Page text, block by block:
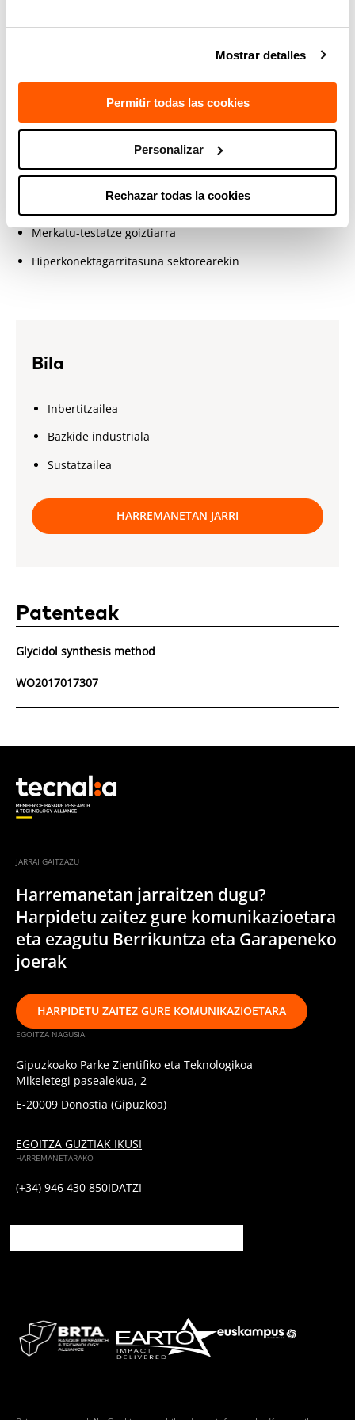
Mostrar detalles
Permitir todas las cookies
Personalizar
Rechazar todas la cookies
Kostu apalean, polioleen merkatuan sar liteke
Egindako ekarpena
TRL 4
WO2017017307 patente-familiak babesturiko teknologia
Teknikari-talde aditua, prozesu kimikoak diseinatzen eta
eskalatzen esperientzia handikoa
Merkatu-testatze goiztiarra
Hiperkonektagarritasuna sektorearekin
Bila
Inbertitzailea
Bazkide industriala
Sustatzailea
HARREMANETAN JARRI
Patenteak
Glycidol synthesis method
WO2017017307
JARRAI GAITZAZU
Harremanetan jarraitzen dugu?
Harpidetu zaitez gure komunikazioetara
eta ezagutu Berrikuntza eta Garapeneko
joerak
HARPIDETU ZAITEZ GURE KOMUNIKAZIOETARA
EGOITZA NAGUSIA
Gipuzkoako Parke Zientifiko eta Teknologikoa
Mikeletegi pasealekua, 2
E-20009 Donostia (Gipuzkoa)
EGOITZA GUZTIAK IKUSI
HARREMANETARAKO
(+34) 946 430 850IDATZI